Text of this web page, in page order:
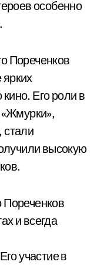
особенно
Пореченков
кино. Его роли в
«Жмурки»,
стали
высокую
Пореченков
и всегда
участие в